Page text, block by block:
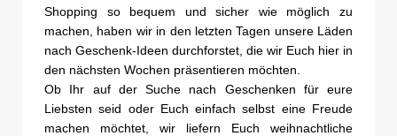
Shopping so bequem und sicher wie möglich zu
machen, haben wir in den letzten Tagen unsere Läden
nach Geschenk-Ideen durchforstet, die wir Euch hier in
den nächsten Wochen präsentieren möchten.
Ob Ihr auf der Suche nach Geschenken für eure
Liebsten seid oder Euch einfach selbst eine Freude
machen möchtet, wir liefern Euch weihnachtliche